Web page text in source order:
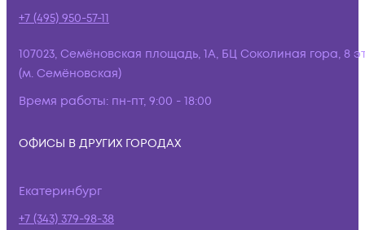
+7 (495) 950-57-11
107023, Семёновская площадь, 1А, БЦ Соколиная гора, 8
(м. Семёновская)
Время работы: пн-пт, 9:00 - 18:00
ОФИСЫ В ДРУГИХ ГОРОДАХ
Екатеринбург
+7 (343) 379-98-38